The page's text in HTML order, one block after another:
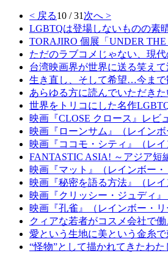
< 戻る10 / 31 次へ >
LGBTQは登場しないものの素
TORAJIRO 個展「UNDER THE
ただのラブコメじゃない、現
台湾映画界が世界に送る笑え
生き直し、そして希望…今まで
あらゆる方に読んでいただき
世界をトリコにした名作
映画『CLOSE クロース』レビ
映画『ローンサム』（レインボ
映画『ココモ・シティ』（レイ
FANTASTIC ASIA! ～アジア短
映画『マット』（レインボー・
映画『秘密を語る方法』（レイ
映画『クリッシー・ジュディ』
映画『孔雀』（レインボー・リ
クィアな若者がコスメ会社で
愛という生地に美という金糸
“怪物”として描かれてきたわ